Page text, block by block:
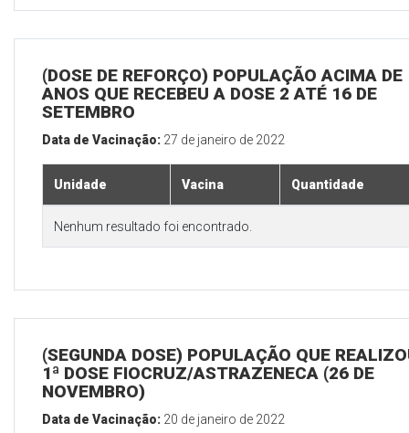
(DOSE DE REFORÇO) POPULAÇÃO ACIMA DE
ANOS QUE RECEBEU A DOSE 2 ATÉ 16 DE
SETEMBRO
Data de Vacinação: 27 de janeiro de 2022
Unidade Vacina Quantidade
Nenhum resultado foi encontrado.
(SEGUNDA DOSE) POPULAÇÃO QUE
1ª DOSE FIOCRUZ/ASTRAZENECA (26 DE
NOVEMBRO)
Data de Vacinação: 20 de janeiro de 2022